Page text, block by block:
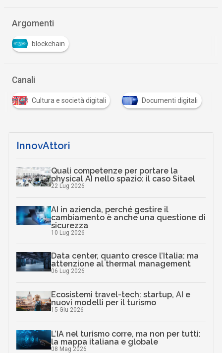
Argomenti
blockchain
Canali
Cultura e società digitali Documenti digitali
InnovAttori
Quali competenze per portare la
physical AI nello spazio: il caso Sitael
22 Lug 2026
AI in azienda, perché gestire il
cambiamento è anche una questione di
sicurezza
10 Lug 2026
Data center, quanto cresce l’Italia: ma
attenzione al thermal management
06 Lug 2026
Ecosistemi travel-tech: startup, AI e
nuovi modelli per il turismo
15 Giu 2026
L’IA nel turismo corre, ma non per tutti:
la mappa italiana e globale
08 Mag 2026